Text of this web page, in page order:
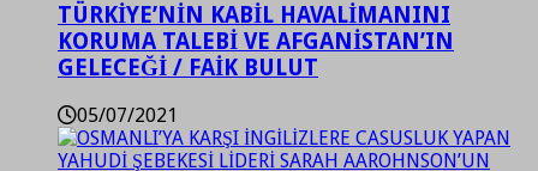
TÜRKİYE’NİN KABİL HAVALİMANINI
KORUMA TALEBİ VE AFGANİSTAN’IN
GELECEĞİ / FAİK BULUT
05/07/2021